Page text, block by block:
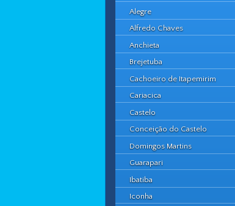
Alegre
Alfredo Chaves
Anchieta
Brejetuba
Cachoeiro de Itapemirim
Cariacica
Castelo
Conceição do Castelo
Domingos Martins
Guarapari
Ibatiba
Iconha